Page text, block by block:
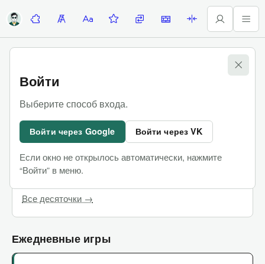
ДесяточкиЛесенкаАлфавиткаЗадание недели
ЗаменыСтеныПалиндромы
Войти
Выберите способ входа.
Войти через Google Войти через VK
Если окно не открылось автоматически, нажмите
“Войти” в меню.
Десяточки
Командные сложные игры, в которых можно
пользоваться интернетом
Последняя Десяточка Купить билеты
Все десяточки →
Ежедневные игры